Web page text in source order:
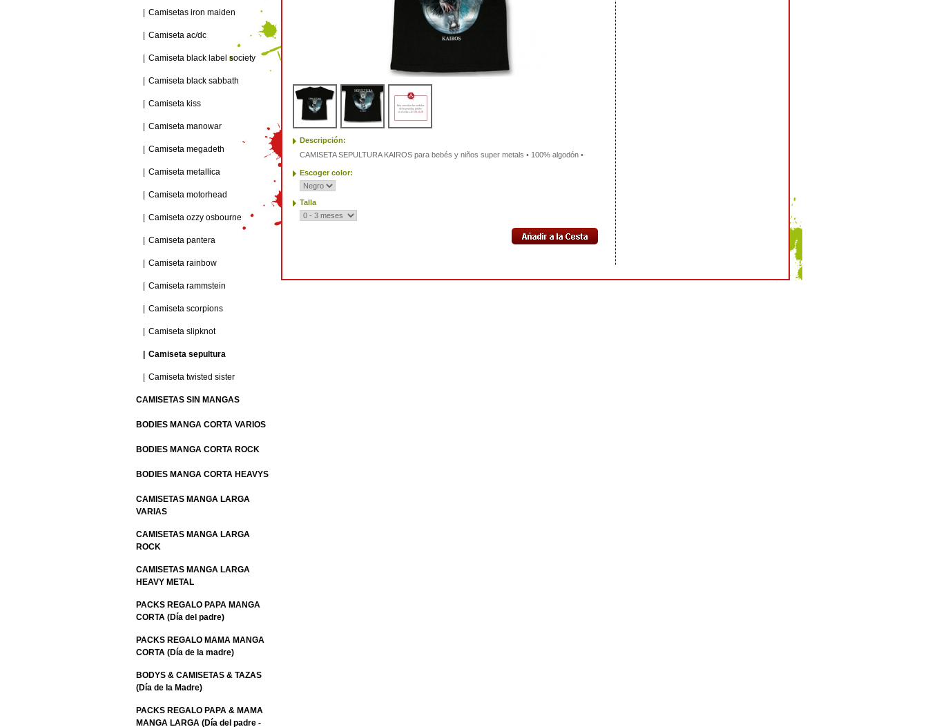
Descripción:
CAMISETA SEPULTURA KAIROS para bebés y niños super metals • 100% algodón •
Escoger color:
Talla
Camisetas iron maiden
Camiseta ac/dc
Camiseta black label society
Camiseta black sabbath
Camiseta kiss
Camiseta manowar
Camiseta megadeth
Camiseta metallica
Camiseta motorhead
Camiseta ozzy osbourne
Camiseta pantera
Camiseta rainbow
Camiseta rammstein
Camiseta scorpions
Camiseta slipknot
Camiseta sepultura
Camiseta twisted sister
CAMISETAS SIN MANGAS
BODIES MANGA CORTA VARIOS
BODIES MANGA CORTA ROCK
BODIES MANGA CORTA HEAVYS
CAMISETAS MANGA LARGA
VARIAS
CAMISETAS MANGA LARGA
ROCK
CAMISETAS MANGA LARGA
HEAVY METAL
PACKS REGALO PAPA MANGA
CORTA (Día del padre)
PACKS REGALO MAMA MANGA
CORTA (Día de la madre)
BODYS & CAMISETAS & TAZAS
(Día de la Madre)
PACKS REGALO PAPA & MAMA
MANGA LARGA (Día del padre -